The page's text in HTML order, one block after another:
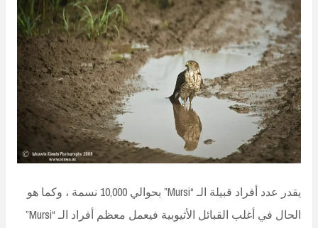
يقدر عدد أفراد قبيلة الـ “Mursi” بحوالي 10,000 نسمة ، وكما هو
الحال في أغلب القبائل الأثيوبية فيعمل معظم أفراد الـ “Mursi”